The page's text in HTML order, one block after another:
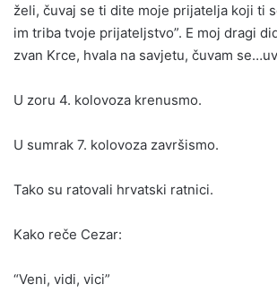
želi, čuvaj se ti dite moje prijatelja koji ti
im triba tvoje prijateljstvo”. E moj dragi
zvan Krce, hvala na savjetu, čuvam
U zoru 4. kolovoza krenusmo.
U sumrak 7. kolovoza završismo.
Tako su ratovali hrvatski ratnici.
Kako reče Cezar:
“Veni, vidi, vici”